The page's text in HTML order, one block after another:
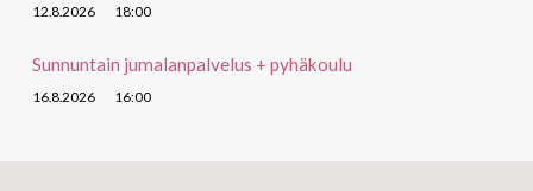
12.8.2026 18:00
Sunnuntain jumalanpalvelus + pyhäkoulu
16.8.2026 16:00